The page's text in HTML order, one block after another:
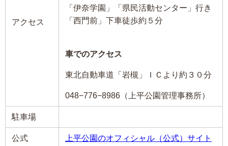
アクセス
「伊奈学園」「県民活動センター」行き
「西門前」下車徒歩約５分
車でのアクセス
東北自動車道「岩槻」ＩＣより約３０分
048−776−8986（上平公園管理事務所）
駐車場
公式 上平公園のオフィシャル（公式）サイト